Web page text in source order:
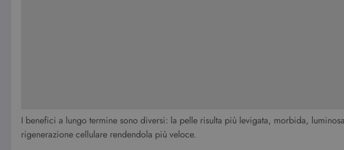
I benefici a lungo termine sono diversi: la pelle risulta più levigata, morbida,
rigenerazione cellulare rendendola più veloce.